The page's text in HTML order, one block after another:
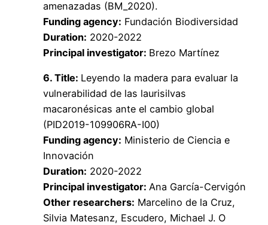
amenazadas (BM_2020).
Funding agency: Fundación Biodiversidad
Duration: 2020-2022
Principal investigator: Brezo Martínez
6. Title: Leyendo la madera para evaluar la
vulnerabilidad de las laurisilvas
macaronésicas ante el cambio global
(PID2019-109906RA-I00)
Funding agency: Ministerio de Ciencia e
Innovación
Duration: 2020-2022
Principal investigator: Ana García-Cervigón
Other researchers: Marcelino de la Cruz,
Silvia Matesanz, Escudero, Michael J. O